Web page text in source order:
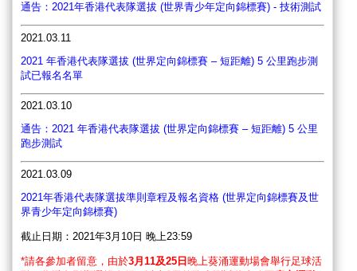
通告：2021年香港代表隊選拔 (世界青少年定向錦標賽) - 技術測試
2021.03.11
2021 年香港代表隊選拔 (世界定向錦標賽 – 短距離) 5 公里跑步測
試已報名名單
2021.03.10
通告：2021 年香港代表隊選拔 (世界定向錦標賽 – 短距離) 5 公里
跑步測試
2021.03.09
2021年香港代表隊選拔準則章程及報名資格 (世界定向錦標賽及世
界青少年定向錦標賽)
截止日期：2021年3月10日 晚上23:59
*請各參加者留意，由於3月11及25日晚上葵涌運動場會舉行足球活